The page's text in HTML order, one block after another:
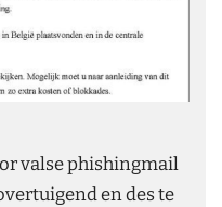
valse phishingmail
en des te